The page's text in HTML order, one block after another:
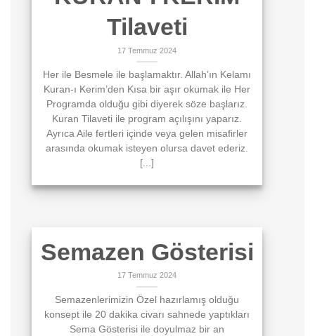
Tilaveti
17 Temmuz 2024
Her ile Besmele ile başlamaktır. Allah’ın Kelamı
Kuran-ı Kerim’den Kısa bir aşır okumak ile Her
Programda olduğu gibi diyerek söze başlarız.
Kuran Tilaveti ile program açılışını yaparız.
Ayrıca Aile fertleri içinde veya gelen misafirler
arasında okumak isteyen olursa davet ederiz.
[...]
Semazen Gösterisi
17 Temmuz 2024
Semazenlerimizin Özel hazırlamış olduğu
konsept ile 20 dakika civarı sahnede yaptıkları
Sema Gösterisi ile doyulmaz bir an